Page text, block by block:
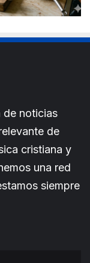
de noticias
de
cristiana y
una red
siempre